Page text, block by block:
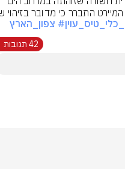
התברר כי מדובר בזיהוי
# צפון_הארץ
42 תגובות